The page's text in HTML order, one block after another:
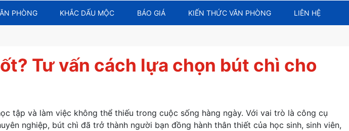
PHÒNG KHẮC DẤU MỘC BÁO GIÁ KIẾN THỨC VĂN PHÒNG LIÊN HỆ
Tư vấn cách lựa chọn bút chì cho
tập và làm việc không thể thiếu trong cuộc sống hàng ngày. Với vai trò là công cụ
nghiệp, bút chì đã trở thành người bạn đồng hành thân thiết của học sinh, sinh viên,